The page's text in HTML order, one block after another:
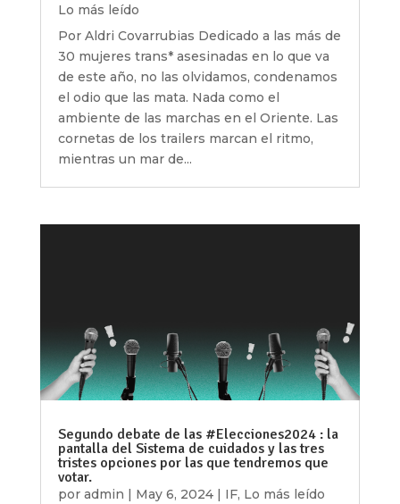
Lo más leído
Por Aldri Covarrubias Dedicado a las más de
30 mujeres trans* asesinadas en lo que va
de este año, no las olvidamos, condenamos
el odio que las mata. Nada como el
ambiente de las marchas en el Oriente. Las
cornetas de los trailers marcan el ritmo,
mientras un mar de...
Segundo debate de las #Elecciones2024 : la
pantalla del Sistema de cuidados y las tres
tristes opciones por las que tendremos que
votar.
por admin | May 6, 2024| IF, Lo más leído